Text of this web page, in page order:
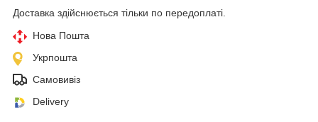
Доставка здійснюється тільки по передоплаті.
Нова Пошта
Укрпошта
Самовивіз
Delivery